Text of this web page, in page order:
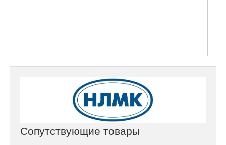
Сопутствующие товары